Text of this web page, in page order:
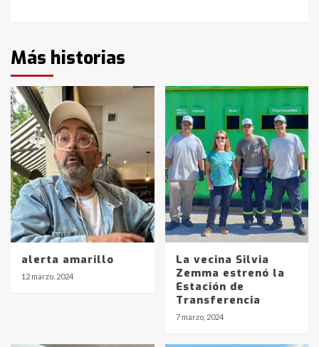
Más historias
alerta amarillo
12 marzo, 2024
La vecina Silvia
Zemma estrenó la
Estación de
Transferencia
7 marzo, 2024